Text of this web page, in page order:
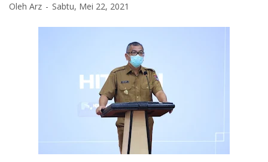
Oleh Arz Sabtu, Mei 22, 2021